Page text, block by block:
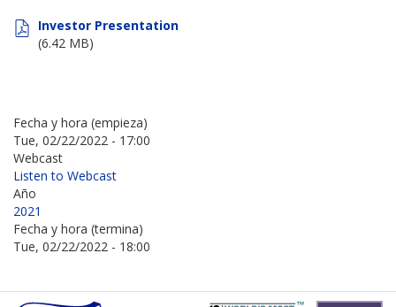
Investor Presentation
(6.42 MB)
Fecha y hora (empieza)
Tue, 02/22/2022 - 17:00
Webcast
Listen to Webcast
Año
2021
Fecha y hora (termina)
Tue, 02/22/2022 - 18:00